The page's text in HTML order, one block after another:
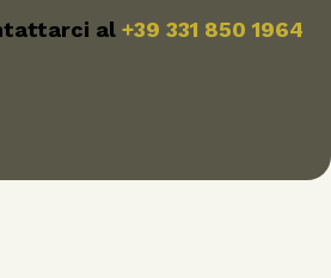
al +39 331 850 1964